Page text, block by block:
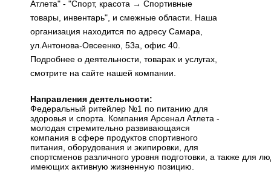
Атлета" - "Спорт, красота → Спортивные
товары, инвентарь", и смежные области. Наша
организация находится по адресу Самара,
ул.Антонова-Овсеенко, 53а, офис 40.
Подробнее о деятельности, товарах и услугах,
смотрите на сайте нашей компании.
Направления деятельности:
Федеральный ритейлер №1 по питанию для
здоровья и спорта. Компания Арсенал Атлета -
молодая стремительно развивающаяся
компания в сфере продуктов спортивного
питания, оборудования и экипировки, для
спортсменов различного уровня подготовки, а также для
имеющих активную жизненную позицию.